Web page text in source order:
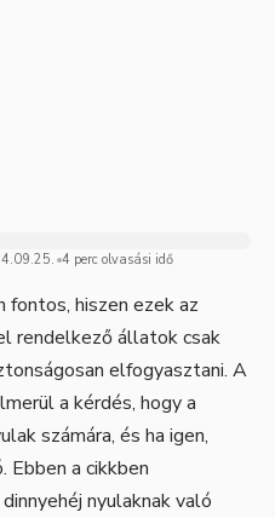
4 perc olvasási idő
hiszen ezek az
rendelkező állatok csak
elfogyasztani. A
a kérdés, hogy a
számára, és ha igen,
Ebben a cikkben
nyulaknak való